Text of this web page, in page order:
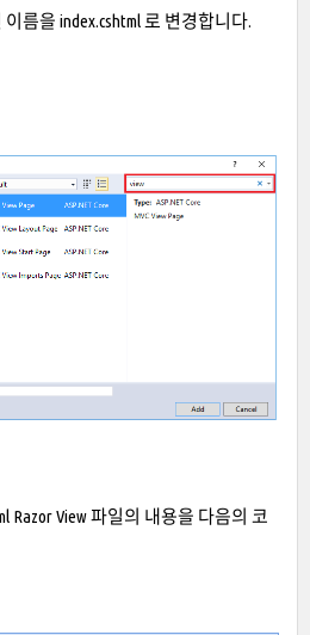
름을 index.cshtml 로 변경합니다.
Razor View 파일의 내용을 다음의 코